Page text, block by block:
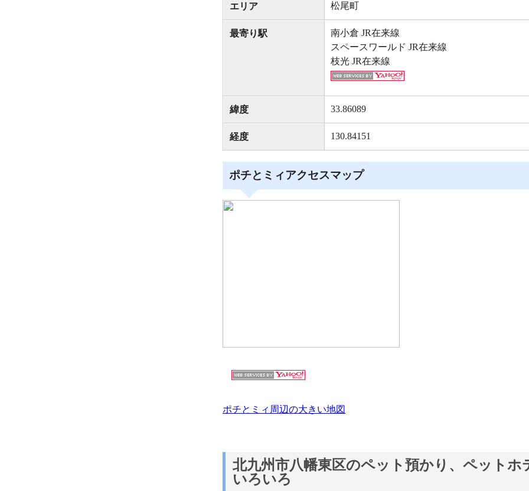
エリア 松尾町
最寄り駅
南小倉 JR在来線
スペースワールド JR在来線
枝光 JR在来線
緯度 33.86089
経度 130.84151
ポチとミィアクセスマップ
ポチとミィ周辺の大きい地図
北九州市八幡東区のペット預かり、ペットホ
いろいろ